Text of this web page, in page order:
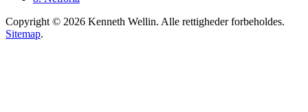
Copyright © 2026 Kenneth Wellin. Alle rettigheder forbeholdes.
Sitemap.